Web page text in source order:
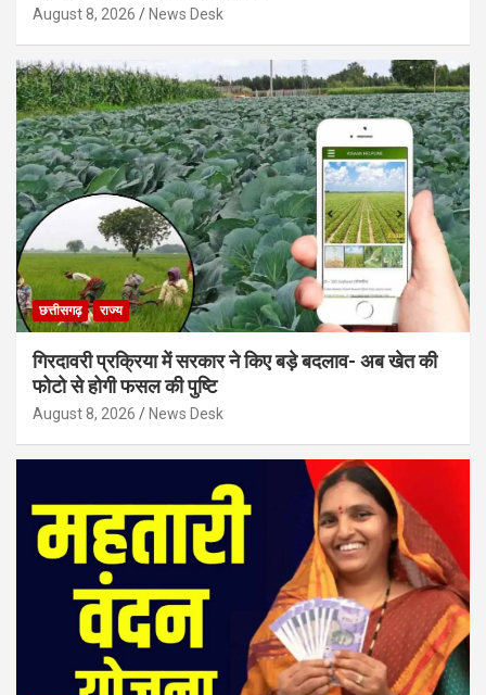
August 8, 2026 News Desk
छत्तीसगढ़ राज्य
गिरदावरी प्रक्रिया में सरकार ने किए बड़े बदलाव- अब खेत की
फोटो से होगी फसल की पुष्टि
August 8, 2026 News Desk